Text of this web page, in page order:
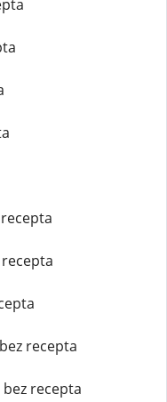
recepta
recepta